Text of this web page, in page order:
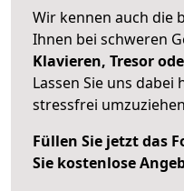
Wir kennen auch die
Ihnen bei schweren
Klavieren, Tresor
Lassen Sie uns
stressfrei
Füllen Sie jetzt das
Sie kostenlose